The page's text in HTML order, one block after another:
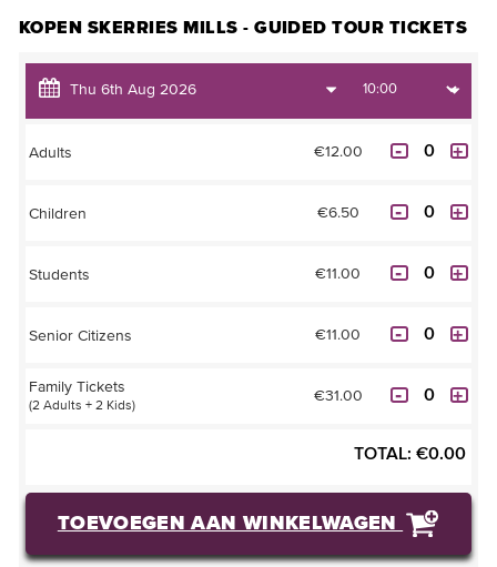
KOPEN SKERRIES MILLS - GUIDED TOUR TICKETS
Adults €12.00
Children €6.50
Students €11.00
Senior Citizens €11.00
Family Tickets
(2 Adults + 2 Kids)
€31.00
TOTAL: €0.00
TOEVOEGEN AAN WINKELWAGEN